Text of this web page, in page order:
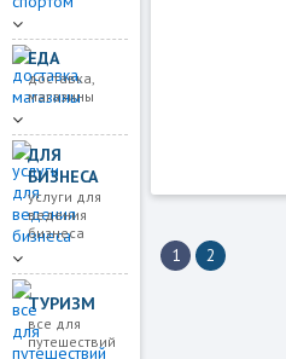
ЕДА
доставка,
магазины
ДЛЯ
БИЗНЕСА
услуги для
ведения
бизнеса
ТУРИЗМ
все для
путешествий
1 2